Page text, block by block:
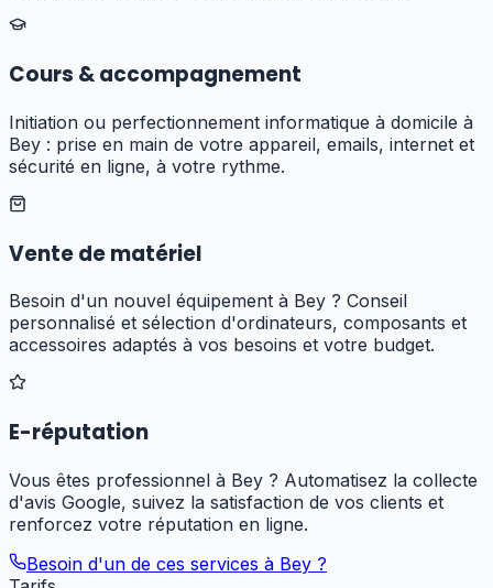
Cours & accompagnement
Initiation ou perfectionnement informatique à domicile à
Bey : prise en main de votre appareil, emails, internet et
sécurité en ligne, à votre rythme.
Vente de matériel
Besoin d'un nouvel équipement à Bey ? Conseil
personnalisé et sélection d'ordinateurs, composants et
accessoires adaptés à vos besoins et votre budget.
E-réputation
Vous êtes professionnel à Bey ? Automatisez la collecte
d'avis Google, suivez la satisfaction de vos clients et
renforcez votre réputation en ligne.
Besoin d'un de ces services à Bey ?